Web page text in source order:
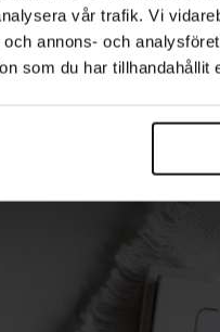
vår trafik. Vi
annons- och
som du har
viktigt att ha mysbelysning för
monterade
för att avnjuta en middag